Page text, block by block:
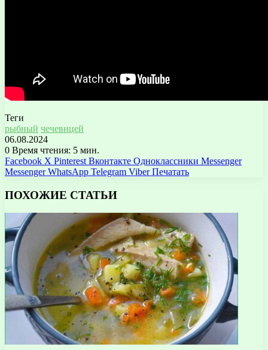
Теги
рыбный чечевицей
06.08.2024
0 Время чтения: 5 мин.
Facebook X Pinterest Вконтакте Одноклассники Messenger
Messenger WhatsApp Telegram Viber Печатать
ПОХОЖИЕ СТАТЬИ